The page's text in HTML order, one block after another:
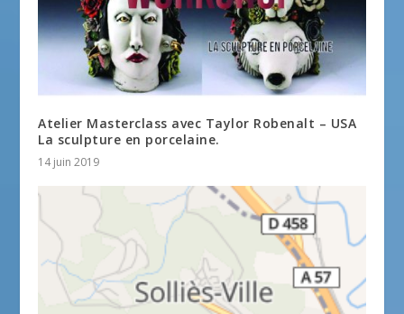
Atelier Masterclass avec Taylor Robenalt – USA
La sculpture en porcelaine.
14 juin 2019